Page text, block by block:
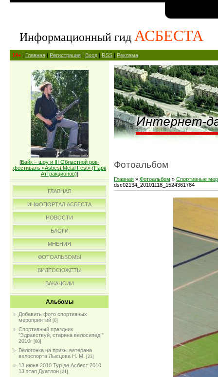
Информационный гид АСБЕСТА
14+ | Главная | Регистрация | Вход | RSS | Реклама
[Байк – шоу и III Областной рок-
фестиваль «Asbest Metal Fest» (Парк
Аттракционов)]
ГЛАВНАЯ
ИНФОПОРТАЛ АСБЕСТА
НОВОСТИ
БЛОГИ
МНЕНИЯ
ФОТОАЛЬБОМЫ
ВИДЕОСЮЖЕТЫ
ВАКАНСИИ
Альбомы
Добавить фото спортивных
мероприятий [0]
Спортивный праздник
"Здравствуй, старина велосипед!"
2010г [80]
Велогонка на призы ветерана
велоспорта Лысцова Н. М.
[23]
13 июня 2010 Тур де Асбест 2010
13 этап Дуатлон [21]
Фотоальбом
Главная » Фотоальбом » Спортивные
dsc02134_20101118_1524361764